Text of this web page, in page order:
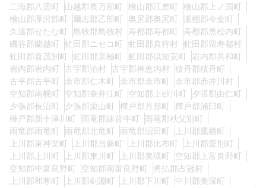
二海郡八雲町
山越郡長万部町 檜山郡江差町
檜山郡上ノ国町
檜山郡厚沢部町
爾志郡乙部町 奥尻郡奥尻町
瀬棚郡今金町
久遠郡せたな町
島牧郡島牧村 寿都郡寿都町
寿都郡黒松内町
磯谷郡蘭越町
虻田郡ニセコ町 虻田郡真狩村
虻田郡留寿都村
虻田郡喜茂別町
虻田郡京極町 虻田郡倶知安町
岩内郡共和町
岩内郡岩内町
古宇郡泊村 古宇郡神恵内村
積丹郡積丹町
古平郡古平町
余市郡仁木町 余市郡余市町
余市郡赤井川村
空知郡南幌町
空知郡奈井江町 空知郡上砂川町
夕張郡由仁町
夕張郡長沼町
夕張郡栗山町 樺戸郡月形町
樺戸郡浦臼町
樺戸郡新十津川町
雨竜郡妹背牛町
雨竜郡秩父別町
雨竜郡雨竜町
雨竜郡北竜町 雨竜郡沼田町
上川郡鷹栖町
上川郡東神楽町
上川郡当麻町 上川郡比布町
上川郡愛別町
上川郡上川町
上川郡東川町 上川郡美瑛町
空知郡上富良野町
空知郡中富良野町
空知郡南富良野町
勇払郡占冠村
上川郡和寒町
上川郡剣淵町 上川郡下川町
中川郡美深町